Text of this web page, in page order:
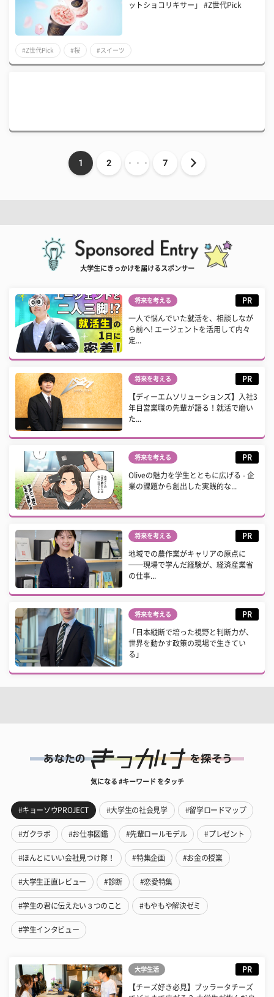
ットショコリキサー」 #Z世代Pick
#Z世代Pick #桜 #スイーツ
1 2 ・・・ 7
大学生にきっかけを届けるスポンサー
将来を考える PR
一人で悩んでいた就活を、相談しなが
ら前へ! エージェントを活用して内々
定...
将来を考える PR
【ディーエムソリューションズ】入社3
年目営業職の先輩が語る！就活で磨い
た...
将来を考える PR
Oliveの魅力を学生とともに広げる - 企
業の課題から創出した実践的な...
将来を考える PR
地域での農作業がキャリアの原点に
──現場で学んだ経験が、経済産業省
の仕事...
将来を考える PR
「日本縦断で培った視野と判断力が、
世界を動かす政策の現場で生きてい
る」
気になる #キーワード をタッチ
#キョーソウPROJECT #大学生の社会見学 #留学ロードマップ
#ガクラボ #お仕事図鑑 #先輩ロールモデル #プレゼント
#ほんとにいい会社見つけ隊！ #特集企画 #お金の授業
#大学生正直レビュー #診断 #恋愛特集
#学生の君に伝えたい３つのこと #もやもや解決ゼミ
#学生インタビュー
大学生活 PR
【チーズ好き必見】ブッラータチーズ